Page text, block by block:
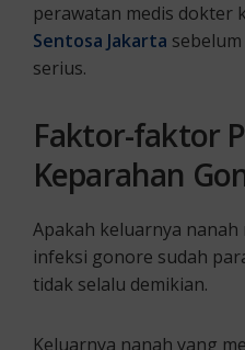
perawatan medis dokter
Sentosa Jakarta
serius.
Faktor-faktor
Keparahan
Apakah keluarnya nanah
infeksi gonore sudah
tidak selalu demikian.
Keluarnya nanah yang